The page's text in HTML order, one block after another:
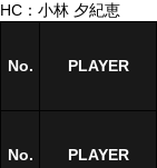
HC：小林 夕紀恵
No. PLAYER
No. PLAYER
No. PLAYER
No. PLAYER